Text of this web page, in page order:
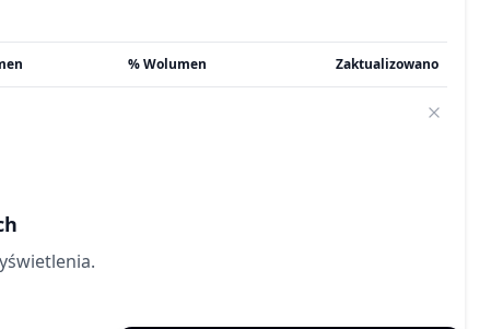
% Wolumen Zaktualizowano